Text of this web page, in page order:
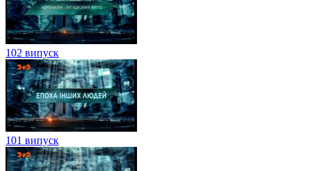
102 випуск
101 випуск